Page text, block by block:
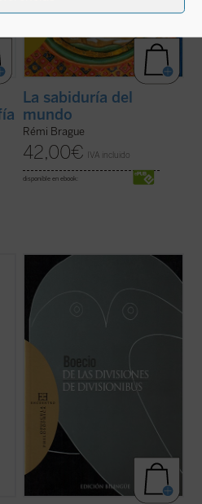
La sabiduría del
mundo
Rémi Brague
42,00€ IVA incluido
disponible en ebook:
Edición bilingüe.
«Boecio roza en esta obra, como
corresponde a un introductor y a un lógico,
un profundo problema metafísico como es
si las clasificaciones que hacemos para
con una partición ...